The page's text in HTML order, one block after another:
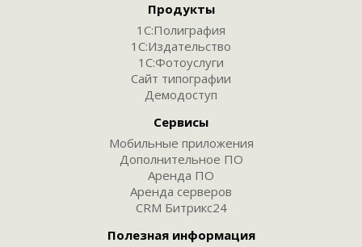
Продукты
1С:Полиграфия
1С:Издательство
1С:Фотоуслуги
Сайт типографии
Демодоступ
Сервисы
Мобильные приложения
Дополнительное ПО
Аренда ПО
Аренда серверов
CRM Битрикс24
Полезная информация